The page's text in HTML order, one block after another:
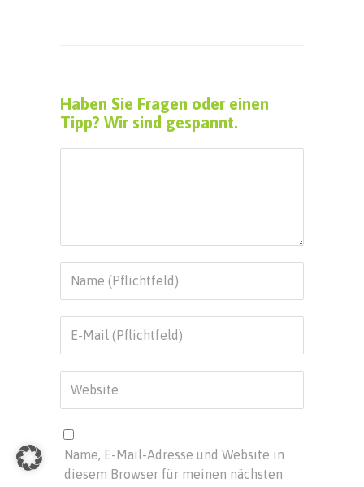
Haben Sie Fragen oder einen
Tipp? Wir sind gespannt.
Name, E-Mail-Adresse und Website in
diesem Browser für meinen nächsten